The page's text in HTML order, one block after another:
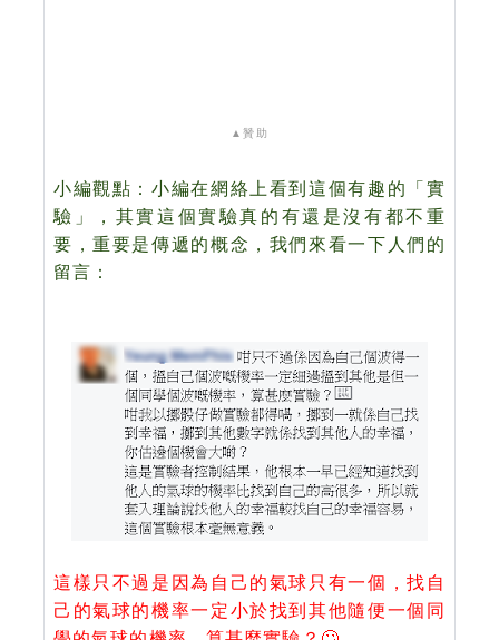
▲贊助
小編觀點：小編在網絡上看到這個有趣的「實
驗」，其實這個實驗真的有還是沒有都不重
要，重要是傳遞的概念，我們來看一下人們的
留言：
這樣只不過是因為自己的氣球只有一個，找自
己的氣球的機率一定小於找到其他隨便一個同